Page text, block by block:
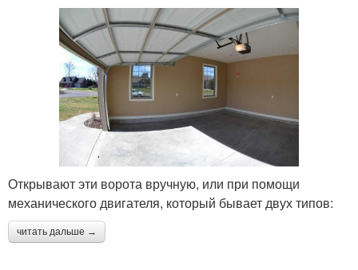
Открывают эти ворота вручную, или при помощи
механического двигателя, который бывает двух типов:
читать дальше →